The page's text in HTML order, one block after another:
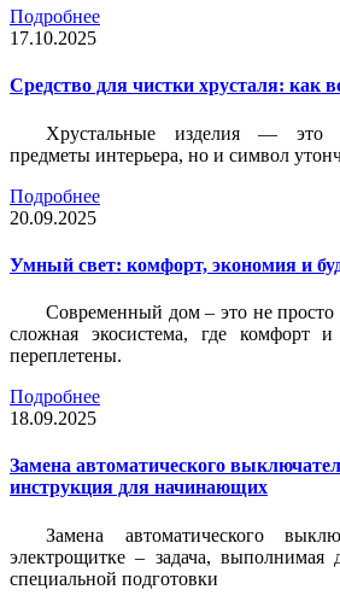
Подробнее
17.10.2025
Средство для чистки хрусталя: как
Хрустальные изделия — это
предметы интерьера, но и символ
Подробнее
20.09.2025
Умный свет: комфорт, экономия и
Современный дом – это не просто
сложная экосистема, где комфорт и
переплетены.
Подробнее
18.09.2025
Замена автоматического
инструкция для начинающих
Замена автоматического
электрощитке – задача, выполнимая
специальной подготовки